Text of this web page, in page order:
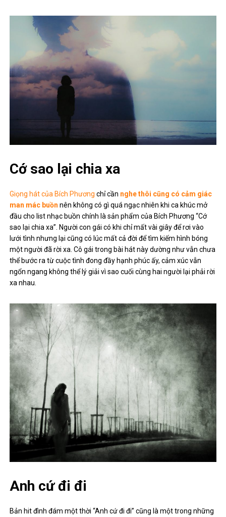
Cớ sao lại chia xa
Giọng hát của Bích Phương chỉ cần nghe thôi cũng có cảm giác
man mác buồn nên không có gì quá ngạc nhiên khi ca khúc mở
đầu cho list nhạc buồn chính là sản phẩm của Bích Phương “Cớ
sao lại chia xa”. Người con gái có khi chỉ mất vài giây để rơi vào
lưới tình nhưng lại cũng có lúc mất cả đời để tìm kiếm hình bóng
một người đã rời xa. Cô gái trong bài hát này dường như vẫn chưa
thể bước ra từ cuộc tình đong đầy hạnh phúc ấy, cảm xúc vẫn
ngổn ngang không thể lý giải vì sao cuối cùng hai người lại phải rời
xa nhau.
Anh cứ đi đi
Bản hit đình đám một thời “Anh cứ đi đi” cũng là một trong những